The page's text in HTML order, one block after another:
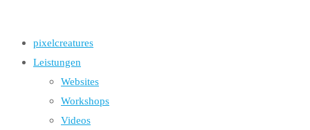
pixelcreatures
Leistungen
Websites
Workshops
Videos